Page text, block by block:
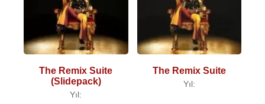
The Remix Suite
(Slidepack)
Yıl:
The Remix Suite
Yıl: